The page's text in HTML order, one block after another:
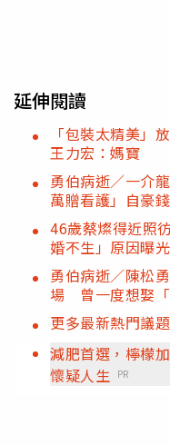
延伸閱讀
「包裝太精美」
王力宏：媽寶
勇伯病逝／一介
萬贈看護」自豪
46歲蔡燦得近照
婚不生」原因曝光
勇伯病逝／陳松
場 曾一度想娶「
更多最新熱門議
減肥首選，檸檬
懷疑人生
PR